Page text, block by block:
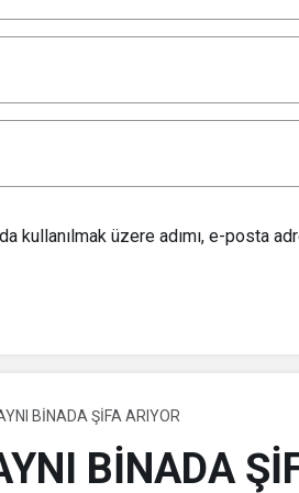
kullanılmak üzere adımı, e-posta
BİNADA ŞİFA ARIYOR
BİNADA